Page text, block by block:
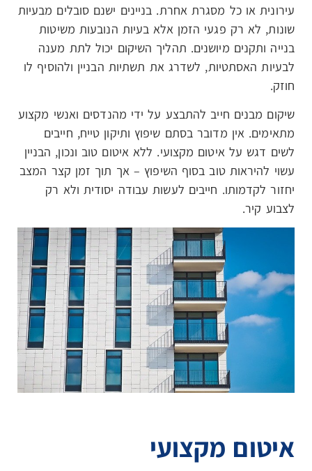
עירונית או כל מסגרת אחרת. בניינים ישנם סובלים מבעיות
שונות, לא רק פגעי הזמן אלא בעיות הנובעות משיטות
בנייה ותקנים מיושנים. תהליך השיקום יכול לתת מענה
לבעיות האסתטיות, לשדרג את תשתיות הבניין ולהוסיף לו
חוזק.
שיקום מבנים חייב להתבצע על ידי מהנדסים ואנשי מקצוע
מתאימים. אין מדובר בסתם שיפוץ ותיקון טייח, חייבים
לשים דגש על איטום מקצועי. ללא איטום טוב ונכון, הבניין
עשוי להיראות טוב בסוף השיפוץ – אך תוך זמן קצר המצב
יחזור לקדמותו. חייבים לעשות עבודה יסודית ולא רק
לצבוע קיר.
איטום מקצועי